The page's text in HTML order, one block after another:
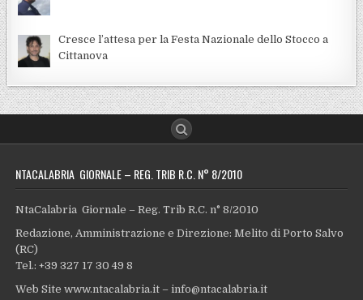
Cresce l’attesa per la Festa Nazionale dello Stocco a
Cittanova
NTACALABRIA GIORNALE – REG. TRIB R.C. N° 8/2010
NtaCalabria Giornale – Reg. Trib R.C. n° 8/2010
Redazione, Amministrazione e Direzione: Melito di Porto Salvo
(RC)
Tel.: +39 327 17 30 49 8
Web Site www.ntacalabria.it – info@ntacalabria.it